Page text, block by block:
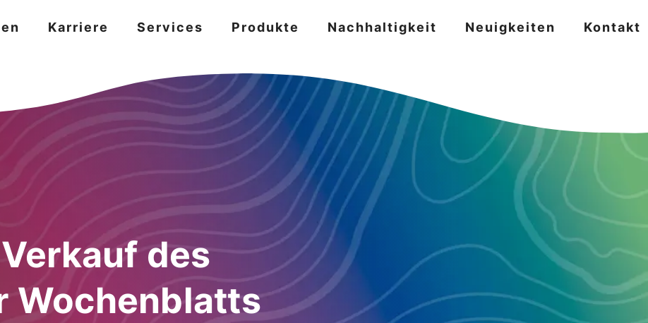
Karriere Services Produkte Nachhaltigkeit Neuigkeiten Kontakt
des
Wochenblatts